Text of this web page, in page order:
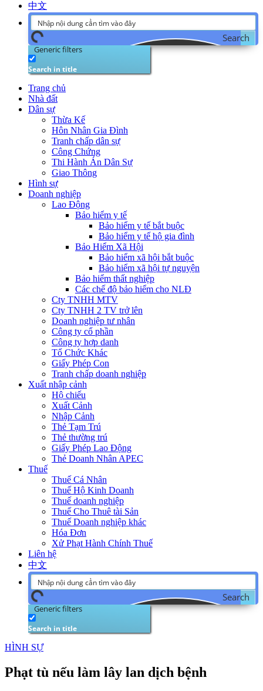
中文
Search
Generic filters
Search in title
Trang chủ
Nhà đất
Dân sự
Thừa Kế
Hôn Nhân Gia Đình
Tranh chấp dân sự
Công Chứng
Thi Hành Án Dân Sự
Giao Thông
Hình sự
Doanh nghiệp
Lao Động
Bảo hiểm y tế
Bảo hiểm y tế bắt buộc
Bảo hiểm y tế hộ gia đình
Bảo Hiểm Xã Hội
Bảo hiểm xã hội bắt buộc
Bảo hiểm xã hội tự nguyện
Bảo hiểm thất nghiệp
Các chế độ bảo hiểm cho NLĐ
Cty TNHH MTV
Cty TNHH 2 TV trở lên
Doanh nghiệp tư nhân
Công ty cổ phần
Công ty hợp danh
Tổ Chức Khác
Giấy Phép Con
Tranh chấp doanh nghiệp
Xuất nhập cảnh
Hộ chiếu
Xuất Cảnh
Nhập Cảnh
Thẻ Tạm Trú
Thẻ thường trú
Giấy Phép Lao Động
Thẻ Doanh Nhân APEC
Thuế
Thuế Cá Nhân
Thuế Hộ Kinh Doanh
Thuế doanh nghiệp
Thuế Cho Thuê tài Sản
Thuế Doanh nghiệp khác
Hóa Đơn
Xử Phạt Hành Chính Thuế
Liên hệ
中文
Search
Generic filters
Search in title
HÌNH SỰ
Phạt tù nếu làm lây lan dịch bệnh